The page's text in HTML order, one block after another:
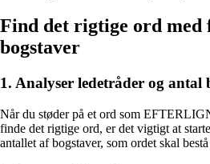
Find det rigtige ord med
bogstaver
1. Analyser ledetråder og antal
Når du støder på et ord som
finde det rigtige ord, er det vigtigt at
antallet af bogstaver, som ordet skal